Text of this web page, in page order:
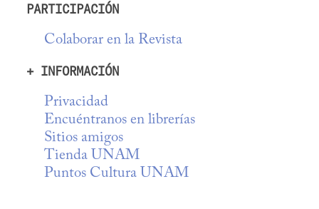
PARTICIPACIÓN
Colaborar en la Revista
+ INFORMACIÓN
Privacidad
Encuéntranos en librerías
Sitios amigos
Tienda UNAM
Puntos Cultura UNAM